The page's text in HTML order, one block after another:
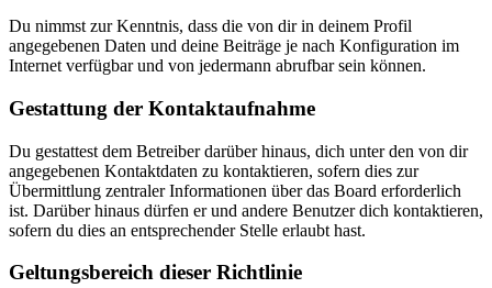
Du nimmst zur Kenntnis, dass die von dir in deinem Profil
angegebenen Daten und deine Beiträge je nach Konfiguration im
Internet verfügbar und von jedermann abrufbar sein können.
Gestattung der Kontaktaufnahme
Du gestattest dem Betreiber darüber hinaus, dich unter den von dir
angegebenen Kontaktdaten zu kontaktieren, sofern dies zur
Übermittlung zentraler Informationen über das Board erforderlich
ist. Darüber hinaus dürfen er und andere Benutzer dich kontaktieren,
sofern du dies an entsprechender Stelle erlaubt hast.
Geltungsbereich dieser Richtlinie